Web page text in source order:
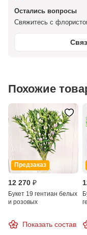
Остались вопросы
Свяжитесь с
Похожие
Предзаказ
12 270 ₽
Букет 19 гентиан белых
и розовых
Показать состав